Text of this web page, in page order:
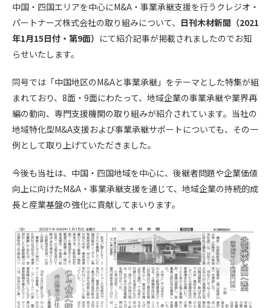
c
e
o
k
n
e
t
e
中国・四国エリアを中心にM&A・事業承継支援を行うクレジオ・
パートナーズ株式会社の取り組みについて、 日刊木材新聞（2021
年1月15日付・第9面） にて紹介記事が掲載されましたのでお知
らせいたします。
同号では「中国地区のM&Aと事業承継」をテーマとした特集が組
まれており、8面・9面にわたって、地域企業の事業承継や業界再
編の動向、専門支援機関の取り組みが紹介されています。当社の
地域特化型M&A支援および事業承継サポートについても、その一
例として取り上げていただきました。
今後も当社は、中国・四国地域を中心に、後継者問題や企業価値
向上に向けたM&A・事業承継支援を通じて、地域企業の持続的成
長と産業基盤の強化に貢献してまいります。